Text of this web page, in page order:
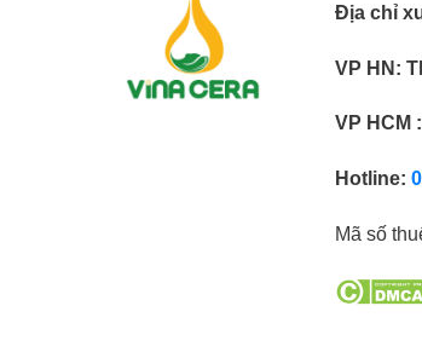
Địa chỉ
VP HN:
VP HCM
Hotline:
Mã số